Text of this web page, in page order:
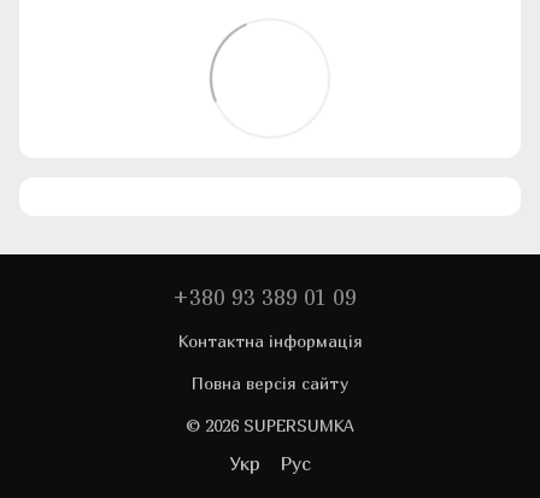
+380 93 389 01 09
Контактна інформація
Повна версія сайту
© 2026 SUPERSUMKA
Укр Рус